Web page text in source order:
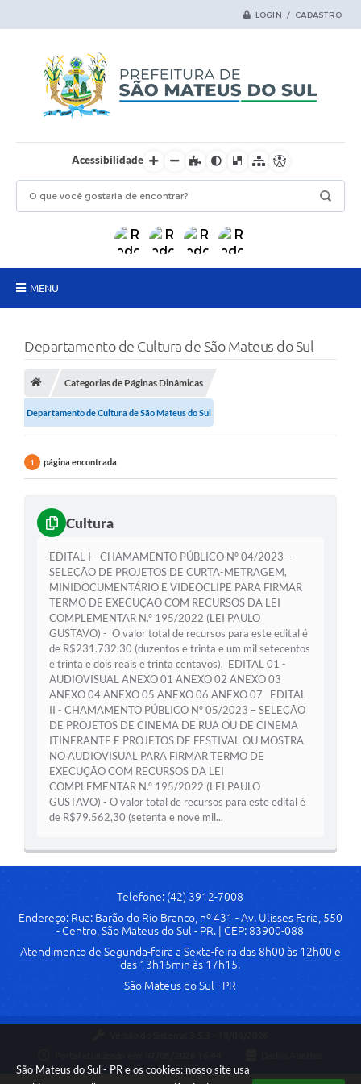
São Mateus do Sul - PR e os cookies: nosso site usa
LOGIN / CADASTRO
Acessibilidade
MENU
Samas Digital
A Cidade
Transparência
Ouvidoria
Editais
Legislação
Concursos
PSS Unificado 2025
PROGRAMA DE INCUBAÇÃO DA INCUBADORA DE STARTUPS
INOVA_SÃO MATEUS DO SUL
Chamamento Público para Artistas Locais
Projeto Nascente Viva
Telefones Prefeitura Municipal
Plantão das Funerárias
Departamento de Cultura de São Mateus do Sul
Categorias de Páginas Dinâmicas
Departamento de Cultura de São Mateus do Sul
1 página encontrada
Cultura
EDITAL I - CHAMAMENTO PÚBLICO Nº 04/2023 –
SELEÇÃO DE PROJETOS DE CURTA-METRAGEM,
MINIDOCUMENTÁRIO E VIDEOCLIPE PARA FIRMAR
TERMO DE EXECUÇÃO COM RECURSOS DA LEI
COMPLEMENTAR N.º 195/2022 (LEI PAULO
GUSTAVO) - O valor total de recursos para este edital é
de R$231.732,30 (duzentos e trinta e um mil setecentos
e trinta e dois reais e trinta centavos). EDITAL 01 -
AUDIOVISUAL ANEXO 01 ANEXO 02 ANEXO 03
ANEXO 04 ANEXO 05 ANEXO 06 ANEXO 07 EDITAL
II - CHAMAMENTO PÚBLICO Nº 05/2023 – SELEÇÃO
DE PROJETOS DE CINEMA DE RUA OU DE CINEMA
ITINERANTE E PROJETOS DE FESTIVAL OU MOSTRA
NO AUDIOVISUAL PARA FIRMAR TERMO DE
EXECUÇÃO COM RECURSOS DA LEI
COMPLEMENTAR N.º 195/2022 (LEI PAULO
GUSTAVO) - O valor total de recursos para este edital é
de R$79.562,30 (setenta e nove mil...
Telefone: (42) 3912-7008
Endereço: Rua: Barão do Rio Branco, nº 431 - Av. Ulisses Faria, 550
- Centro, São Mateus do Sul - PR. | CEP: 83900-088
Atendimento de Segunda-feira a Sexta-feira das 8h00 às 12h00 e
das 13h15min às 17h15.
São Mateus do Sul - PR